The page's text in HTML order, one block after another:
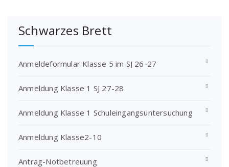
Schwarzes Brett
Anmeldeformular Klasse 5 im SJ 26-27
Anmeldung Klasse 1 SJ 27-28
Anmeldung Klasse 1 Schuleingangsuntersuchung
Anmeldung Klasse2-10
Antrag-Notbetreuung